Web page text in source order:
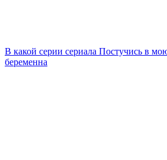
В какой серии сериала Постучись в
беременна